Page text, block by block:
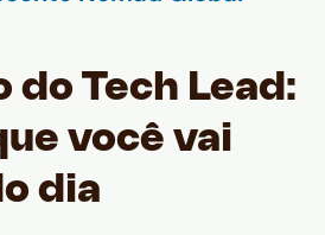
do Tech Lead:
você vai
dia